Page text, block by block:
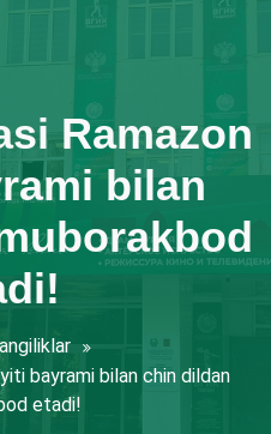
Ramazon
bilan
bayrami bilan chin dildan
etadi!